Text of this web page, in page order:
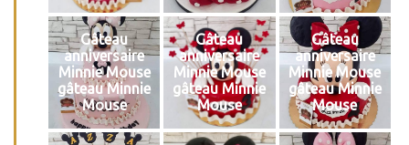
Gâteau
anniversaire
Minnie Mouse
gâteau Minnie
Mouse
Gâteau
anniversaire
Minnie Mouse
gâteau Minnie
Mouse
Gâteau
anniversaire
Minnie Mouse
gâteau Minnie
Mouse